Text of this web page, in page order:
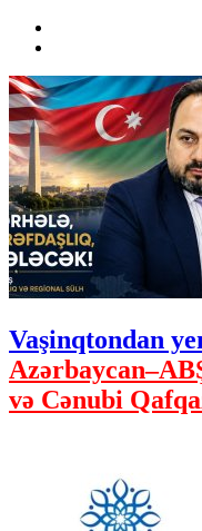
Vaşinqtondan
və Cənubi